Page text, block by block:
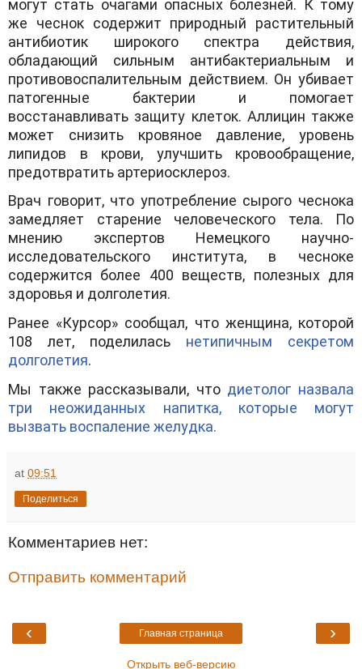
могут стать очагами опасных болезней. К тому
же чеснок содержит природный растительный
антибиотик широкого спектра действия,
обладающий сильным антибактериальным и
противовоспалительным действием. Он убивает
патогенные бактерии и помогает
восстанавливать защиту клеток. Аллицин также
может снизить кровяное давление, уровень
липидов в крови, улучшить кровообращение,
предотвратить артериосклероз.
Врач говорит, что употребление сырого чеснока
замедляет старение человеческого тела. По
мнению экспертов Немецкого научно-
исследовательского института, в чесноке
содержится более 400 веществ, полезных для
здоровья и долголетия.
Ранее «Курсор» сообщал, что женщина, которой
108 лет, поделилась нетипичным секретом
долголетия.
Мы также рассказывали, что диетолог назвала
три неожиданных напитка, которые могут
вызвать воспаление желудка.
at 09:51
Поделиться
Комментариев нет:
Отправить комментарий
‹ ›
Главная страница
Открыть веб-версию